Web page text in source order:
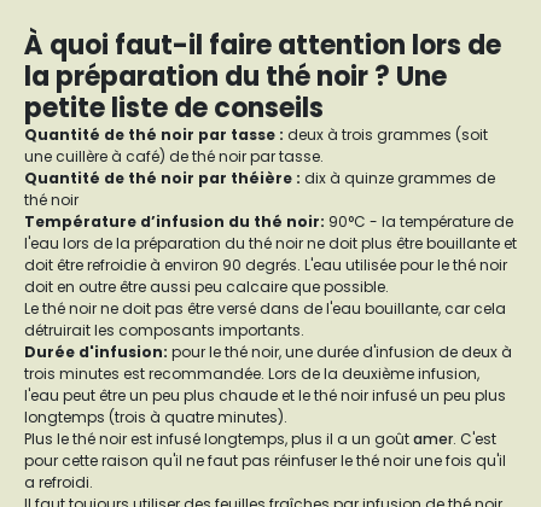
À quoi faut-il faire attention lors de
la préparation du thé noir ? Une
petite liste de conseils
Quantité de thé noir par tasse : deux à trois grammes (soit
une cuillère à café) de thé noir par tasse.
Quantité de thé noir par théière : dix à quinze grammes de
thé noir
Température d’infusion du thé noir: 90°C - la température de
l'eau lors de la préparation du thé noir ne doit plus être bouillante et
doit être refroidie à environ 90 degrés. L'eau utilisée pour le thé noir
doit en outre être aussi peu calcaire que possible.
Le thé noir ne doit pas être versé dans de l'eau bouillante, car cela
détruirait les composants importants.
Durée d'infusion: pour le thé noir, une durée d'infusion de deux à
trois minutes est recommandée. Lors de la deuxième infusion,
l'eau peut être un peu plus chaude et le thé noir infusé un peu plus
longtemps (trois à quatre minutes).
Plus le thé noir est infusé longtemps, plus il a un goûtamer. C'est
pour cette raison qu'il ne faut pas réinfuser le thé noir une fois qu'il
a refroidi.